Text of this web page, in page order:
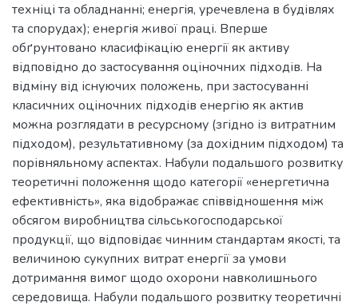
техніці та обладнанні; енергія, уречевлена в будівлях
та спорудах); енергія живої праці. Вперше
обґрунтовано класифікацію енергії як активу
відповідно до застосування оціночних підходів. На
відміну від існуючих положень, при застосуванні
класичних оціночних підходів енергію як актив
можна розглядати в ресурсному (згідно із витратним
підходом), результативному (за дохідним підходом) та
порівняльному аспектах. Набули подальшого розвитку
теоретичні положення щодо категорії «енергетична
ефективність», яка відображає співвідношення між
обсягом виробництва сільськогосподарської
продукції, що відповідає чинним стандартам якості, та
величиною сукупних витрат енергії за умови
дотримання вимог щодо охорони навколишнього
середовища. Набули подальшого розвитку теоретичні